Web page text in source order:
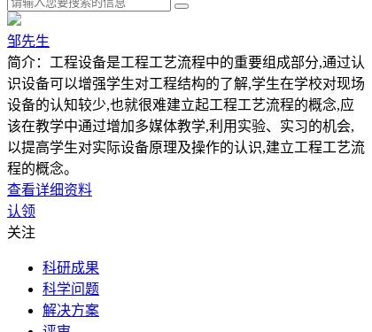
邹先生
简介：工程设备是工程工艺流程中的重要组成部分,通过认
识设备可以增强学生对工程结构的了解,学生在学校对现场
设备的认知较少,也就很难建立起工程工艺流程的概念,应
该在教学中通过增加多媒体教学,利用实验、实习的机会,
以提高学生对实际设备原理及操作的认识,建立工程工艺流
程的概念。
查看详细资料
认领
关注
科研成果
科学问题
解决方案